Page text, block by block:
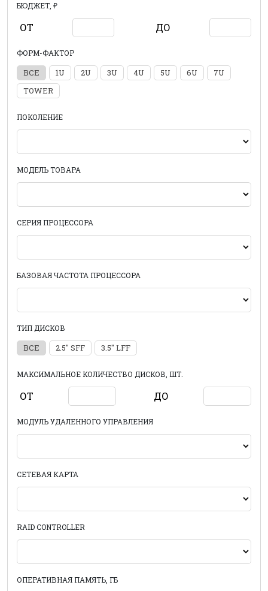
БЮДЖЕТ, ₽
ОТ ДО
ФОРМ-ФАКТОР
ВСЕ 1U 2U 3U 4U 5U 6U
7U
TOWER
ПОКОЛЕНИЕ
МОДЕЛЬ ТОВАРА
СЕРИЯ ПРОЦЕССОРА
БАЗОВАЯ ЧАСТОТА ПРОЦЕССОРА
ТИП ДИСКОВ
ВСЕ 2.5" SFF 3.5" LFF
МАКСИМАЛЬНОЕ КОЛИЧЕСТВО ДИСКОВ, ШТ.
ОТ ДО
МОДУЛЬ УДАЛЕННОГО УПРАВЛЕНИЯ
СЕТЕВАЯ КАРТА
RAID CONTROLLER
ОПЕРАТИВНАЯ ПАМЯТЬ, ГБ